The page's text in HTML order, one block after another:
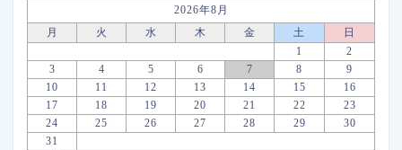
2026年8月
月
火 水 木 金 土
日
1
2
3
4 5 6 7 8
9
10
11 12 13 14 15
16
17
18 19 20 21 22
23
24
25 26 27 28 29
30
31